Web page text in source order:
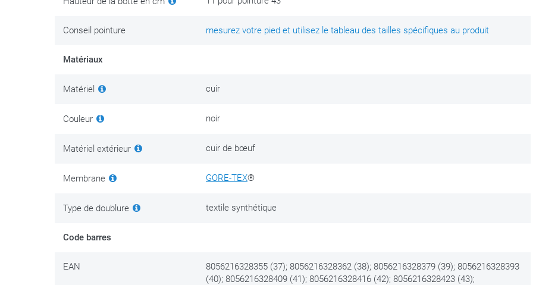
Gaerne : prix juste, finition soignée et polyvalence suffisante pour devenir un choix quotidien pour de nombreux motards.
Elle ne nécessite aucune occasion particulière et s’accorde avec pratiquement toutes les motos. Si vous recherchez une
Un entretien régulier du cuir permettra de la conserver en excellent état pendant de nombreuses années.
Conseil pointure mesurez votre pied et utilisez le tableau des tailles spécifiques au produit
Matériaux
Matériel cuir
Couleur noir
Matériel extérieur cuir de bœuf
Membrane GORE-TEX®
Type de doublure textile synthétique
Code barres
EAN
8056216328355 (37); 8056216328362 (38); 8056216328379 (39); 8056216328393
(40); 8056216328409 (41); 8056216328416 (42); 8056216328423 (43);